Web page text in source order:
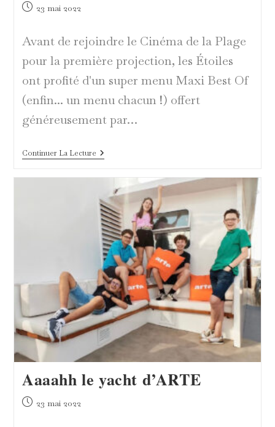
Publication
23 mai 2022
Avant de rejoindre le Cinéma de la Plage
pour la première projection, les Étoiles
ont profité d'un super menu Maxi Best Of
(enfin... un menu chacun !) offert
généreusement par…
Continuer La LectureMaxi
Best
Étoiles
Aaaahh le yacht d’ARTE
Publication
23 mai 2022